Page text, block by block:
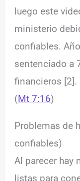
luego este
ministerio
confiables.
sentenciado a
financieros
(Mt 7:16)
Problemas de
confiables)
Al parecer hay
listas para